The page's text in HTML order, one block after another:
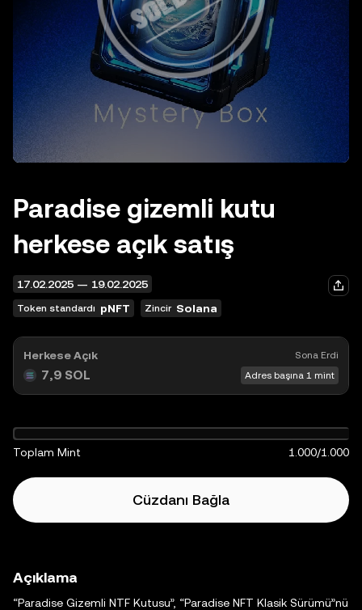
Paradise gizemli kutu
herkese açık satış
17.02.2025 — 19.02.2025
Token standardı pNFT Zincir Solana
Herkese Açık Sona Erdi
7,9 SOL Adres başına 1 mint
Cüzdanı Bağla
Toplam Mint 1.000/1.000
Açıklama
“Paradise Gizemli NTF Kutusu”, “Paradise NFT Klasik Sürümü”nü